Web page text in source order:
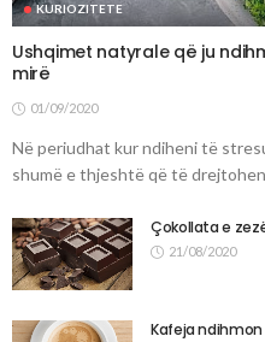
KURIOZITETE
Ushqimet natyrale që ju
mirë
01/09/2020
Në periudhat kur ndiheni të
shumë e thjeshtë që të
Çokollata e
21/08/2020
Kafeja